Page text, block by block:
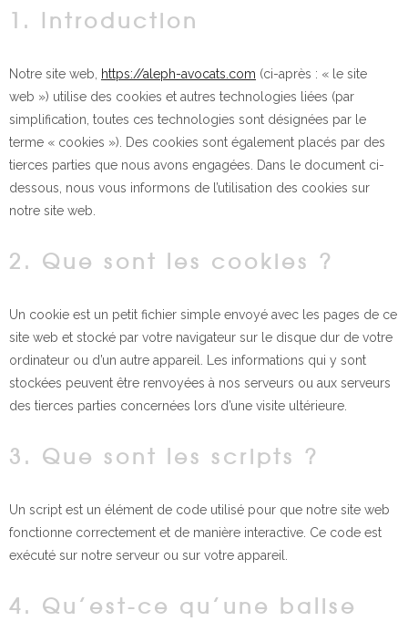
1. Introduction
Notre site web, https://aleph-avocats.com (ci-après : « le site
web ») utilise des cookies et autres technologies liées (par
simplification, toutes ces technologies sont désignées par le
terme « cookies »). Des cookies sont également placés par des
tierces parties que nous avons engagées. Dans le document ci-
dessous, nous vous informons de l’utilisation des cookies sur
notre site web.
2. Que sont les cookies ?
Un cookie est un petit fichier simple envoyé avec les pages de ce
site web et stocké par votre navigateur sur le disque dur de votre
ordinateur ou d’un autre appareil. Les informations qui y sont
stockées peuvent être renvoyées à nos serveurs ou aux serveurs
des tierces parties concernées lors d’une visite ultérieure.
3. Que sont les scripts ?
Un script est un élément de code utilisé pour que notre site web
fonctionne correctement et de manière interactive. Ce code est
exécuté sur notre serveur ou sur votre appareil.
4. Qu’est-ce qu’une balise